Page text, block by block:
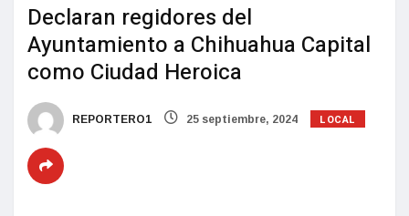
Declaran regidores del
Ayuntamiento a Chihuahua Capital
como Ciudad Heroica
REPORTERO1 25 septiembre, 2024 LOCAL